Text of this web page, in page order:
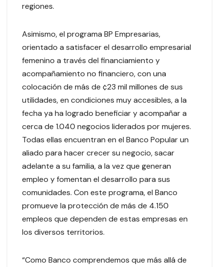
regiones.
Asimismo, el programa BP Empresarias,
orientado a satisfacer el desarrollo empresarial
femenino a través del financiamiento y
acompañamiento no financiero, con una
colocación de más de ¢23 mil millones de sus
utilidades, en condiciones muy accesibles, a la
fecha ya ha logrado beneficiar y acompañar a
cerca de 1.040 negocios liderados por mujeres.
Todas ellas encuentran en el Banco Popular un
aliado para hacer crecer su negocio, sacar
adelante a su familia, a la vez que generan
empleo y fomentan el desarrollo para sus
comunidades. Con este programa, el Banco
promueve la protección de más de 4.150
empleos que dependen de estas empresas en
los diversos territorios.
“Como Banco comprendemos que más allá de